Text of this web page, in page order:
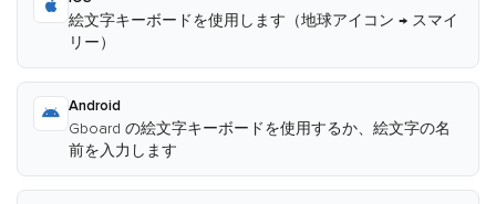
絵文字キーボードを使用します（地球アイコン → スマイ
リー）
Android
Gboard の絵文字キーボードを使用するか、絵文字の名
前を入力します